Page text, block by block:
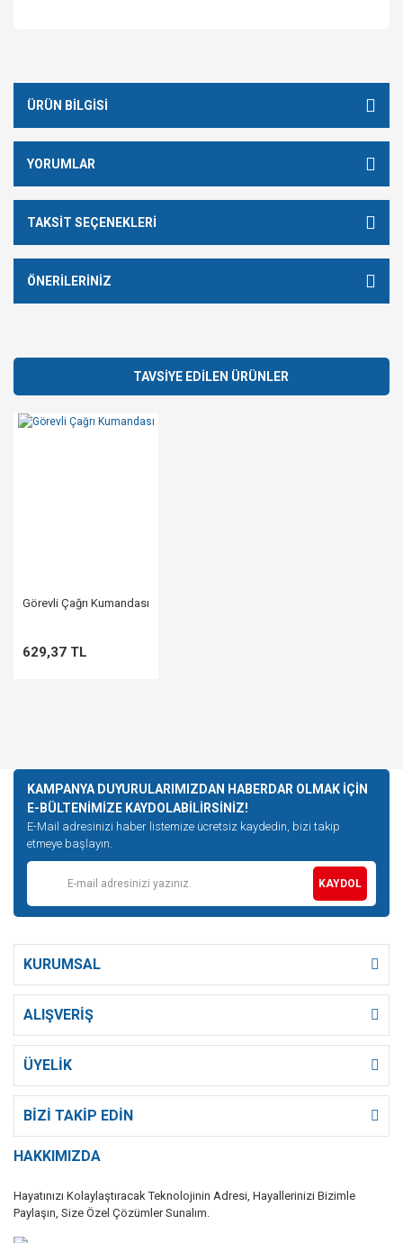
ÜRÜN BILGISI
YORUMLAR
TAKSIT SEÇENEKLERI
ÖNERILERINIZ
TAVSİYE EDİLEN ÜRÜNLER
Görevli Çağrı Kumandası
629,37 TL
KAMPANYA DUYURULARIMIZDAN HABERDAR OLMAK İÇİN
E-BÜLTENİMİZE KAYDOLABİLİRSİNİZ!
E-Mail adresinizi haber listemize ücretsiz kaydedin, bizi takip
etmeye başlayın.
KAYDOL
KURUMSAL
ALIŞVERİŞ
ÜYELİK
BİZİ TAKİP EDİN
HAKKIMIZDA
Hayatınızı Kolaylaştıracak Teknolojinin Adresi, Hayallerinizi Bizimle
Paylaşın, Size Özel Çözümler Sunalım.